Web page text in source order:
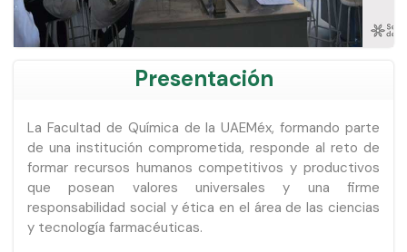
Presentación
La Facultad de Química de la UAEMéx, formando parte
de una institución comprometida, responde al reto de
formar recursos humanos competitivos y productivos
que posean valores universales y una firme
responsabilidad social y ética en el área de las ciencias
y tecnología farmacéuticas.